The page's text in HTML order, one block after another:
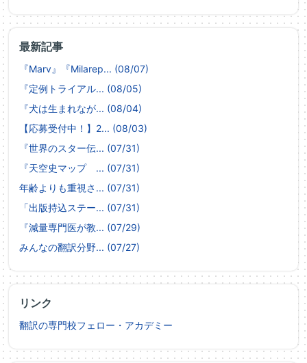
最新記事
『Marv』『Milarep... (08/07)
『定例トライアル... (08/05)
『犬は生まれなが... (08/04)
【応募受付中！】2... (08/03)
『世界のスター伝... (07/31)
『天空史マップ ... (07/31)
年齢よりも重視さ... (07/31)
「出版持込ステー... (07/31)
『減量専門医が教... (07/29)
みんなの翻訳分野... (07/27)
リンク
翻訳の専門校フェロー・アカデミー